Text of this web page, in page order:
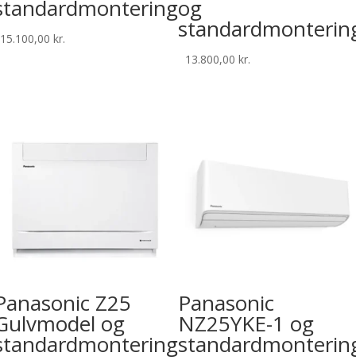
15.100,00 kr.
og
13.800,00 kr.
Z25
og
Panasonic
NZ25YKE-1 og